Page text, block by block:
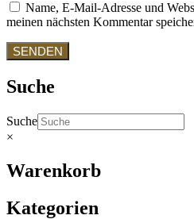
Name, E-Mail-Adresse und
meinen nächsten Kommentar
Suche
Suche
×
Warenkorb
Kategorien